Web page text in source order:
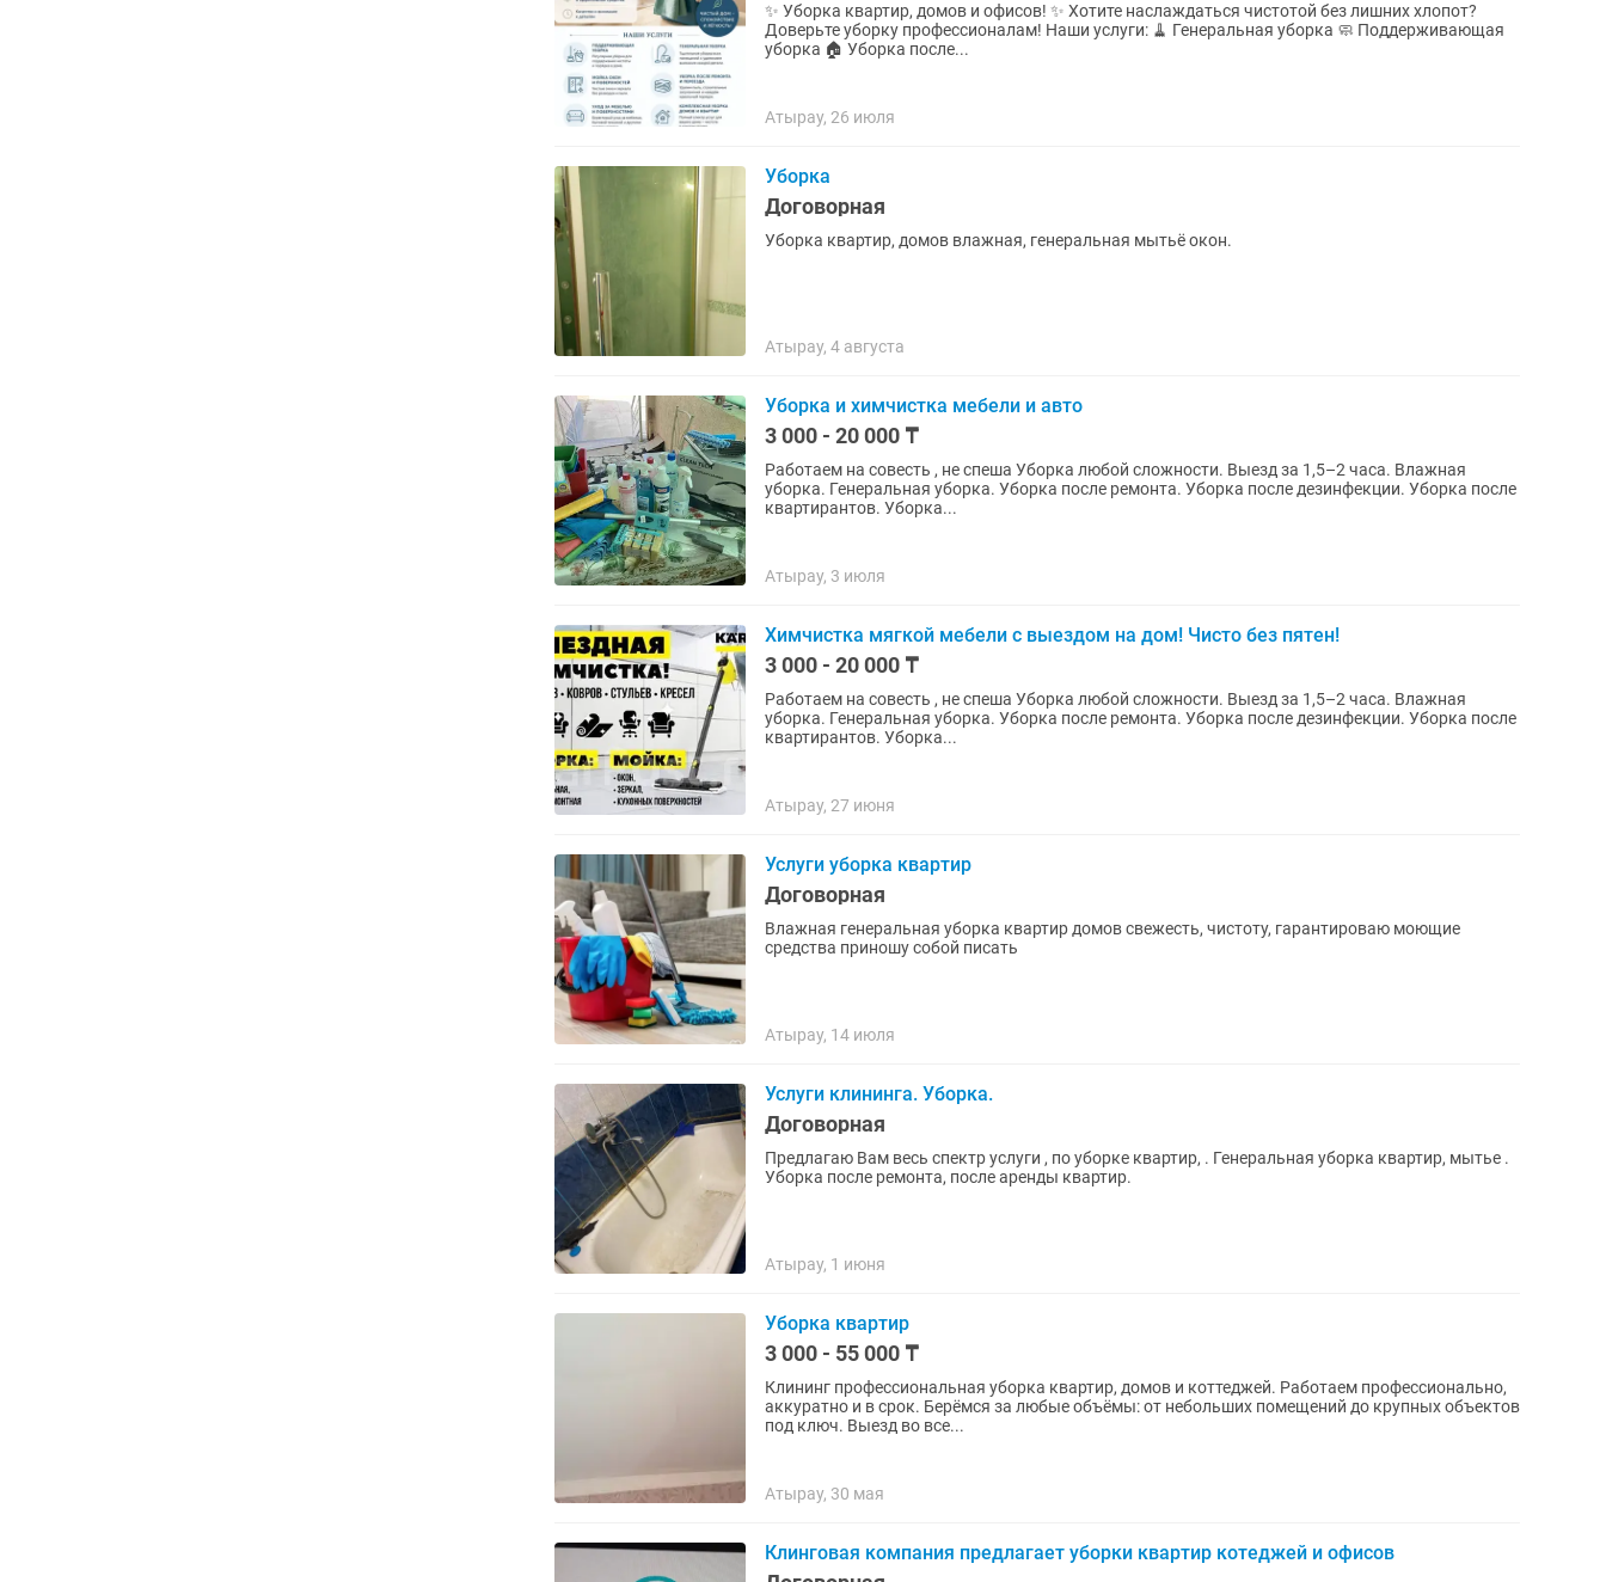
✨ Уборка квартир, домов и офисов! ✨ Хотите наслаждаться чистотой без лишних хлопот?
Доверьте уборку профессионалам! Наши услуги: 🧹 Генеральная уборка 🧼 Поддерживающая
уборка 🏠 Уборка после...
Атырау, 26 июля
Уборка
Договорная
Уборка квартир, домов влажная, генеральная мытьё окон.
Атырау, 4 августа
Уборка и химчистка мебели и авто
3 000 - 20 000 ₸
Работаем на совесть , не спеша Уборка любой сложности. Выезд за 1,5–2 часа. Влажная
уборка. Генеральная уборка. Уборка после ремонта. Уборка после дезинфекции. Уборка после
квартирантов. Уборка...
Атырау, 3 июля
Химчистка мягкой мебели с выездом на дом! Чисто без пятен!
3 000 - 20 000 ₸
Работаем на совесть , не спеша Уборка любой сложности. Выезд за 1,5–2 часа. Влажная
уборка. Генеральная уборка. Уборка после ремонта. Уборка после дезинфекции. Уборка после
квартирантов. Уборка...
Атырау, 27 июня
Услуги уборка квартир
Договорная
Влажная генеральная уборка квартир домов свежесть, чистоту, гарантироваю моющие
средства приношу собой писать
Атырау, 14 июля
Услуги клининга. Уборка.
Договорная
Предлагаю Вам весь спектр услуги , по уборке квартир, . Генеральная уборка квартир, мытье .
Уборка после ремонта, после аренды квартир.
Атырау, 1 июня
Уборка квартир
3 000 - 55 000 ₸
Клининг профессиональная уборка квартир, домов и коттеджей. Работаем профессионально,
аккуратно и в срок. Берёмся за любые объёмы: от небольших помещений до крупных объектов
под ключ. Выезд во все...
Атырау, 30 мая
Клинговая компания предлагает уборки квартир котеджей и офисов